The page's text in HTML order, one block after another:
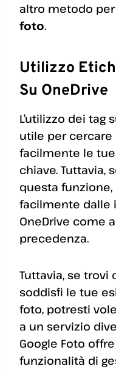
altro metodo per
foto.
Utilizzo
Su OneDrive
L’utilizzo dei tag
utile per cercare
facilmente le
chiave. Tuttavia,
questa
facilmente dalle
OneDrive come
precedenza.
Tuttavia, se trovi
soddisfi le tue
foto, potresti
a un servizio
Google Foto
funzionalità di